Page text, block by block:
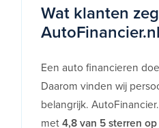
Wat klanten
AutoFinancier.nl
Een auto financieren
Daarom vinden wij
belangrijk.
met4,8 van 5 sterren